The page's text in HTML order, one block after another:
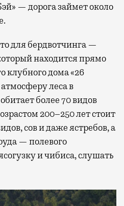
— дорога займет около
для бердвотчинга —
находится прямо
клубного дома «26
леса в
более 70 видов
200–250 лет стоит
сов и даже ястребов, а
— полевого
и чибиса, слушать